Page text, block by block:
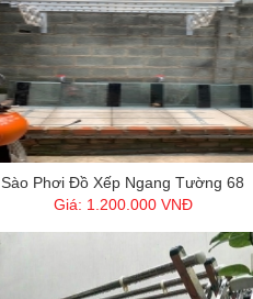
Sào Phơi Đồ Xếp Ngang Tường 68
Giá: 1.200.000 VNĐ